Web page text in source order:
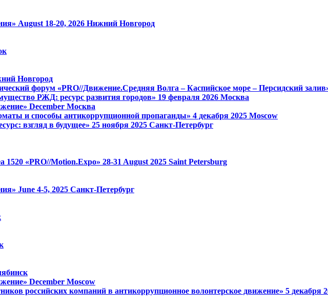
August 18-20, 2026 Нижний Новгород
Новгород
форум «PRO//Движение.Средняя Волга – Каспийское море – Персидский
РЖД: ресурс развития городов» 19 февраля 2026 Москва
December Москва
и способы антикоррупционной пропаганды» 4 декабря 2025 Moscow
взгляд в будущее» 25 ноября 2025 Санкт-Петербург
1520 «PRO//Motion.Expo» 28-31 August 2025 Saint Petersburg
June 4-5, 2025 Санкт-Петербург
December Moscow
российских компаний в антикоррупционное волонтерское движение» 5 декабря